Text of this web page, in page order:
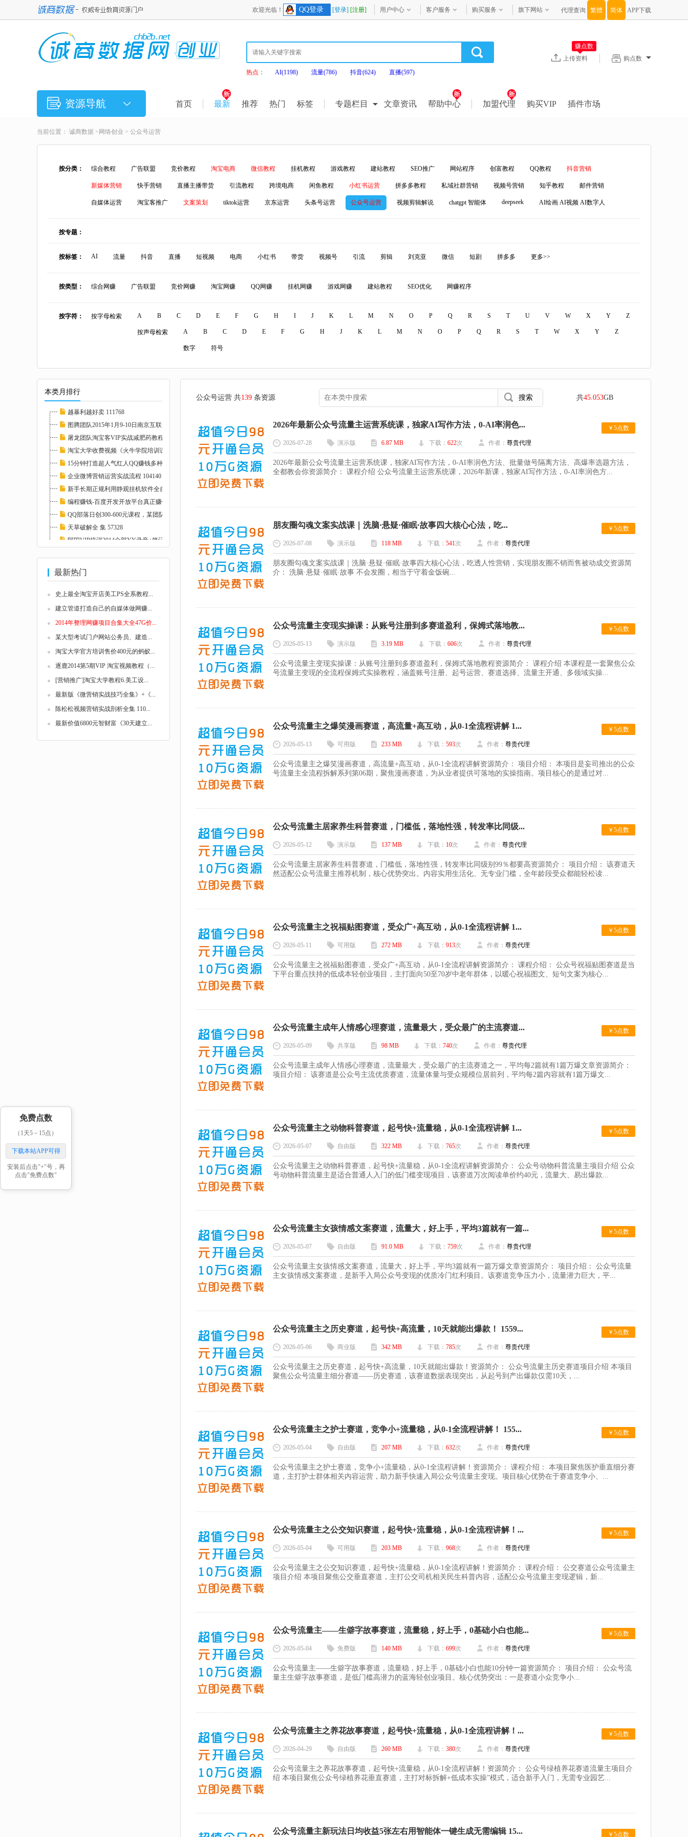
欢迎光临！ QQ登录 [登录] [注册] 用户中心 客户服务 购买服务 旗下网站 代理查询 APP下载
热点： AI(1198) 流量(786) 抖音(624) 直播(597)
购点数
上传资料
赚点数
资源导航 首页 最新 推荐 热门 标签 专题栏目 文章资讯 帮助中心 加盟代理 购买VIP 插件市场
当前位置： 诚商数据 > 网络创业 > 公众号运营
按分类： 综合教程 广告联盟 竞价教程 淘宝电商 微信教程 挂机教程 游戏教程 建站教程 SEO推广 网站程序 创富教程 QQ教程 抖音营销
新媒体营销 快手营销 直播主播带货 引流教程 跨境电商 闲鱼教程 小红书运营 拼多多教程 私域社群营销 视频号营销 知乎教程 邮件营销
自媒体运营 淘宝客推广 文案策划 tiktok运营 京东运营 头条号运营 公众号运营 视频剪辑解说 chatgpt 智能体 deepseek AI绘画 AI视频 AI数字人
按专题：
按标签： AI 流量 抖音 直播 短视频 电商 小红书 带货 视频号 引流 剪辑 刘克亚 微信 短剧 拼多多 更多>>
按类型： 综合网赚 广告联盟 竞价网赚 淘宝网赚 QQ网赚 挂机网赚 游戏网赚 建站教程 SEO优化 网赚程序
按字符： 按字母检索 A B C D E F G H I J K L M N O P Q R S T U V W X Y Z
按声母检索 A B C D E F G H J K L M N O P Q R S T W X Y Z
数字 符号
本类月排行
越暴利越好卖 111768
图腾团队2015年1月9-10日南京互联网低调牛人分...
屠龙团队淘宝客VIP实战减肥药教程高清完整版_...
淘宝大学收费视频《火牛学院培训课程》全部课...
15分钟打造超人气红人QQ赚钱多种方法 111769
企业微博营销运营实战流程 104140
新手长期正规利用静观挂机软件全自动挂机低调...
编程赚钱-百度开发开放平台真正赚钱实例视频教...
QQ部落日创300-600元课程，某团队4月VIP培训（...
天草破解全 集 57328
阿国VIP培训2014全部YY录音+笔记+资料（1-12月...
最新热门
史上最全淘宝开店美工PS全系教程...
建立管道打造自己的自媒体做网赚...
2014年整理网赚项目合集大全47G价...
某大型考试门户网站公务员、建造...
淘宝大学官方培训售价400元的蚂蚁...
逐鹿2014第5期VIP 淘宝视频教程（...
[营销推广]淘宝大学教程6.美工设...
最新版《微营销实战技巧全集》+《...
陈松松视频营销实战剖析全集 110...
最新价值6800元智财富《30天建立...
公众号运营 共139 条资源 共45.053GB
2026年最新公众号流量主运营系统课，独家AI写作方法，0-AI率润色...
2026-07-28 演示版 6.87 MB 下载： 622次 作者： 尊贵代理
￥5点数
2026年最新公众号流量主运营系统课，独家AI写作方法，0-AI率润色方法、批量做号隔离方法、高爆率选题方法，
全都教会你资源简介： 课程介绍 公众号流量主运营系统课，2026年新课，独家AI写作方法，0-AI率润色方...
朋友圈勾魂文案实战课｜洗脑·悬疑·催眠·故事四大核心心法，吃...
2026-07-08 演示版 118 MB 下载： 541次 作者： 尊贵代理
￥5点数
朋友圈勾魂文案实战课｜洗脑·悬疑·催眠·故事四大核心心法，吃透人性营销，实现朋友圈不销而售被动成交资源简
介： 洗脑·悬疑·催眠·故事 不会发圈，相当于守着金饭碗...
公众号流量主变现实操课：从账号注册到多赛道盈利，保姆式落地教...
2026-05-13 演示版 3.19 MB 下载： 606次 作者： 尊贵代理
￥5点数
公众号流量主变现实操课：从账号注册到多赛道盈利，保姆式落地教程资源简介： 课程介绍 本课程是一套聚焦公众
号流量主变现的全流程保姆式实操教程，涵盖账号注册、起号运营、赛道选择、流量主开通、多领域实操...
公众号流量主之爆笑漫画赛道，高流量+高互动，从0-1全流程讲解 1...
2026-05-13 可用版 233 MB 下载： 593次 作者： 尊贵代理
￥5点数
公众号流量主之爆笑漫画赛道，高流量+高互动，从0-1全流程讲解资源简介： 项目介绍： 本项目是妄司推出的公众
号流量主全流程拆解系列第06期，聚焦漫画赛道，为从业者提供可落地的实操指南。项目核心的是通过对...
公众号流量主居家养生科普赛道，门槛低，落地性强，转发率比同级...
2026-05-12 演示版 137 MB 下载： 10次 作者： 尊贵代理
￥5点数
公众号流量主居家养生科普赛道，门槛低，落地性强，转发率比同级别99％都要高资源简介： 项目介绍： 该赛道天
然适配公众号流量主推荐机制，核心优势突出。内容实用生活化、无专业门槛，全年龄段受众都能轻松读...
公众号流量主之祝福贴图赛道，受众广+高互动，从0-1全流程讲解 1...
2026-05-11 可用版 272 MB 下载： 913次 作者： 尊贵代理
￥5点数
公众号流量主之祝福贴图赛道，受众广+高互动，从0-1全流程讲解资源简介： 课程介绍： 公众号祝福贴图赛道是当
下平台重点扶持的低成本轻创业项目，主打面向50至70岁中老年群体，以暖心祝福图文、短句文案为核心...
公众号流量主成年人情感心理赛道，流量最大，受众最广的主流赛道...
2026-05-09 共享版 98 MB 下载： 740次 作者： 尊贵代理
￥5点数
公众号流量主成年人情感心理赛道，流量最大，受众最广的主流赛道之一，平均每2篇就有1篇万爆文章资源简介：
项目介绍： 该赛道是公众号主流优质赛道，流量体量与受众规模位居前列，平均每2篇内容就有1篇万爆文...
公众号流量主之动物科普赛道，起号快+流量稳，从0-1全流程讲解 1...
2026-05-07 自由版 322 MB 下载： 765次 作者： 尊贵代理
￥5点数
公众号流量主之动物科普赛道，起号快+流量稳，从0-1全流程讲解资源简介： 公众号动物科普流量主项目介绍 公众
号动物科普流量主是适合普通人入门的低门槛变现项目，该赛道万次阅读单价约40元，流量大、易出爆款...
公众号流量主女孩情感文案赛道，流量大，好上手，平均3篇就有一篇...
2026-05-07 自由版 91.0 MB 下载： 759次 作者： 尊贵代理
￥5点数
公众号流量主女孩情感文案赛道，流量大，好上手，平均3篇就有一篇万爆文章资源简介： 项目介绍： 公众号流量
主女孩情感文案赛道，是新手入局公众号变现的优质冷门红利项目。该赛道竞争压力小，流量潜力巨大，平...
公众号流量主之历史赛道，起号快+高流量，10天就能出爆款！ 1559...
2026-05-06 商业版 342 MB 下载： 785次 作者： 尊贵代理
￥5点数
公众号流量主之历史赛道，起号快+高流量，10天就能出爆款！资源简介： 公众号流量主历史赛道项目介绍 本项目
聚焦公众号流量主细分赛道——历史赛道，该赛道数据表现突出，从起号到产出爆款仅需10天，...
公众号流量主之护士赛道，竞争小+流量稳，从0-1全流程讲解！ 155...
2026-05-04 自由版 207 MB 下载： 632次 作者： 尊贵代理
￥5点数
公众号流量主之护士赛道，竞争小+流量稳，从0-1全流程讲解！资源简介： 课程介绍： 本项目聚焦医护垂直细分赛
道，主打护士群体相关内容运营，助力新手快速入局公众号流量主变现。项目核心优势在于赛道竞争小、...
公众号流量主之公交知识赛道，起号快+流量稳，从0-1全流程讲解！...
2026-05-04 可用版 203 MB 下载： 968次 作者： 尊贵代理
￥5点数
公众号流量主之公交知识赛道，起号快+流量稳，从0-1全流程讲解！资源简介： 课程介绍： 公交赛道公众号流量主
项目介绍 本项目聚焦公交垂直赛道，主打公交司机相关民生科普内容，适配公众号流量主变现逻辑，新...
公众号流量主——生僻字故事赛道，流量稳，好上手，0基础小白也能...
2026-05-04 免费版 140 MB 下载： 699次 作者： 尊贵代理
￥5点数
公众号流量主——生僻字故事赛道，流量稳，好上手，0基础小白也能10分钟一篇资源简介： 项目介绍： 公众号流
量主生僻字故事赛道，是低门槛高潜力的蓝海轻创业项目。核心优势突出：一是赛道小众竞争小...
公众号流量主之养花故事赛道，起号快+流量稳，从0-1全流程讲解！...
2026-04-29 自由版 260 MB 下载： 380次 作者： 尊贵代理
￥5点数
公众号流量主之养花故事赛道，起号快+流量稳，从0-1全流程讲解！资源简介： 公众号绿植养花赛道流量主项目介
绍 本项目聚焦公众号绿植养花垂直赛道，主打对标拆解+低成本实操”模式，适合新手入门，无需专业园艺...
公众号流量主新玩法日均收益5张左右用智能体一键生成无需编辑 15... ￥5点数
免费点数
（1天5－15点）
下载本站APP可得
安装后点击"+"号，再
点击"免费点数"